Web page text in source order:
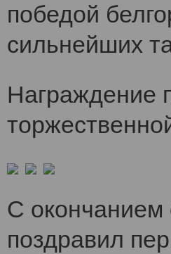
победой
сильнейших
Награждение
С окончанием
поздравил